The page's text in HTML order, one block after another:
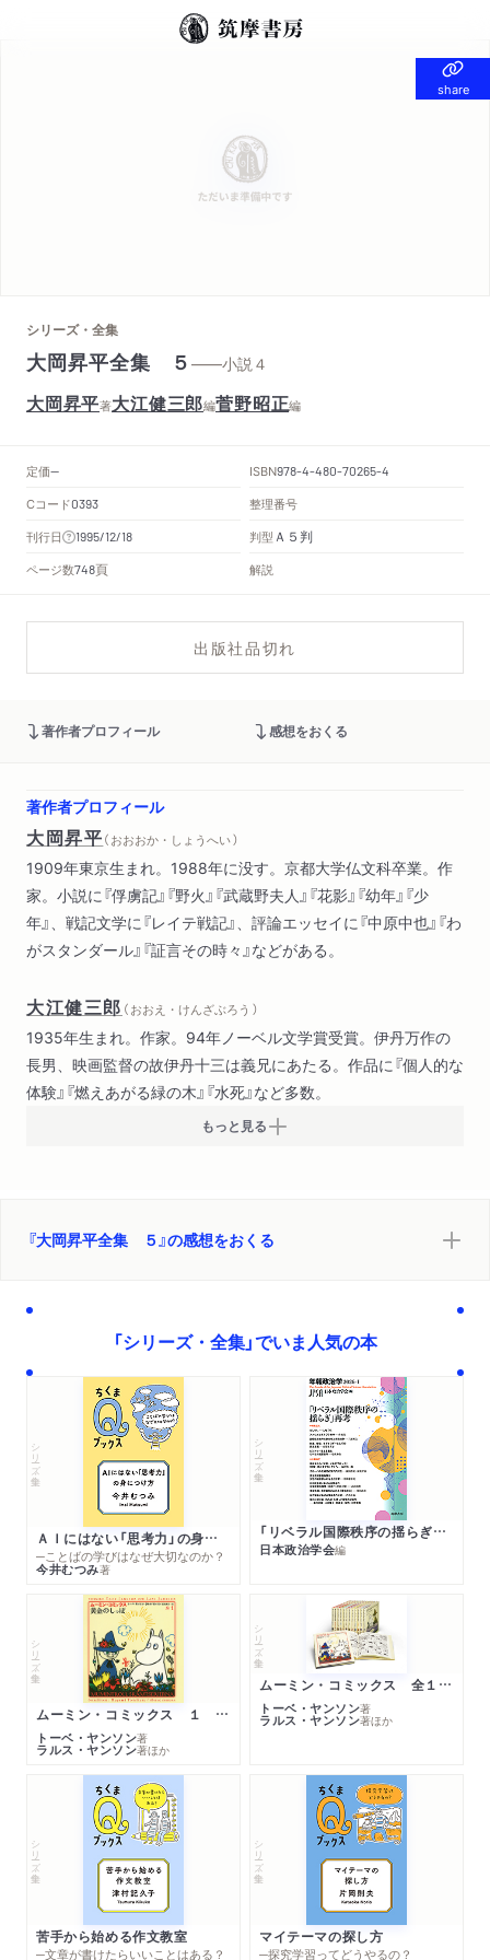
share
share
シリーズ・全集
大岡昇平全集 ５——小説４
大岡昇平著大江健三郎編菅野昭正編
定価-- ISBN978-4-480-70265-4
Cコード0393
整理番号
刊行日
1995/12/18 判型 Ａ５判
ページ数748頁 解説
出版社品切れ
著作者プロフィール 感想をおくる
著作者プロフィール
大岡昇平（ おおおか・しょうへい ）
1909年東京生まれ。1988年に没す。京都大学仏文科卒業。作
家。小説に『俘虜記』『野火』『武蔵野夫人』『花影』『幼年』『少
年』、戦記文学に『レイテ戦記』、評論エッセイに『中原中也』『わ
がスタンダール』『証言その時々』などがある。
大江健三郎 （ おおえ・けんざぶろう ）
1935年生まれ。作家。94年ノーベル文学賞受賞。伊丹万作の
長男、映画監督の故伊丹十三は義兄にあたる。作品に『個人的な
体験』『燃えあがる緑の木』『水死』など多数。
もっと見る
『大岡昇平全集 ５』の感想をおくる
「シリーズ・全集」でいま人気の本
シリーズ・全集
ＡＩにはない「思考力」の身につけ方
─ことばの学びはなぜ大切なのか？
今井むつみ著
シリーズ・全集
「リベラル国際秩序の揺らぎ」再考 年報政治学２０２６‐Ⅰ
日本政治学会編
シリーズ・全集
ムーミン・コミックス １ 黄金のしっぽ
トーベ・ヤンソン著
ラルス・ヤンソン著ほか
シリーズ・全集
ムーミン・コミックス 全１４巻セット
トーベ・ヤンソン著
ラルス・ヤンソン著ほか
シリーズ・全集
苦手から始める作文教室
─文章が書けたらいいことはある？
シリーズ・全集
マイテーマの探し方
─探究学習ってどうやるの？